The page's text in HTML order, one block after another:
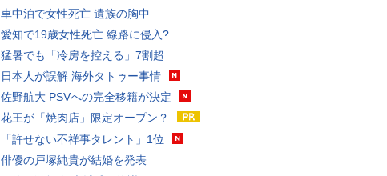
車中泊で女性死亡 遺族の胸中
愛知で19歳女性死亡 線路に侵入?
猛暑でも「冷房を控える」7割超
日本人が誤解 海外タトゥー事情
佐野航大 PSVへの完全移籍が決定
花王が「焼肉店」限定オープン？
「許せない不祥事タレント」1位
俳優の戸塚純貴が結婚を発表